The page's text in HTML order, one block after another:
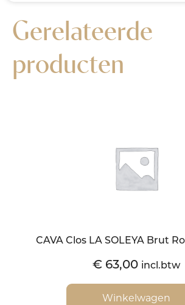
Gerelateerde
producten
CAVA Clos LA SOLEYA Brut
€ 63,00 incl.btw
Winkelwagen